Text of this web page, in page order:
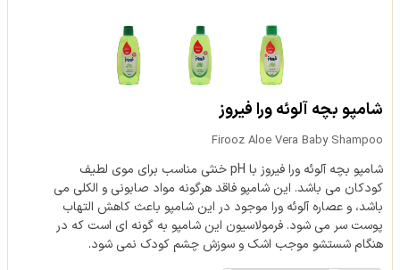
شامپو بچه آلوئه ورا فیروز
Firooz Aloe Vera Baby Shampoo
شامپو بچه آلوئه ورا فیروز با pH خنثی مناسب برای موی لطیف
کودکان می باشد. این شامپو فاقد هرگونه مواد صابونی و الکلی می
باشد، و عصاره آلوئه ورا موجود در این شامپو باعث کاهش التهاب
پوست سر می شود. فرمولاسیون این شامپو به گونه ای است که در
هنگام شستشو موجب اشک و سوزش چشم کودک نمی شود.